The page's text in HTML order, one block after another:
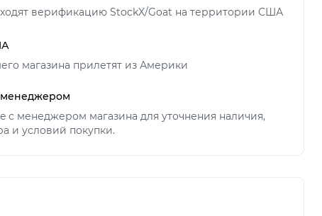
верификацию StockX/Goat на территории США
магазина прилетят из Америки
с менеджером магазина для уточнения наличия,
и условий покупки.